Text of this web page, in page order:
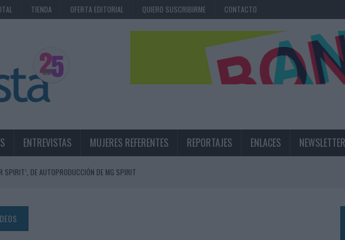
TIENDA OFERTA EDITORIAL QUIERO SUSCRIBIRME CONTACTO
ENTREVISTAS MUJERES REFERENTES REPORTAJES ENLACES NEWSLETTER
SPIRIT’, DE AUTOPRODUCCIÓN DE MG SPIRIT
CON UNA ESTRATEGIA 360º CENTRADA EN EL ORIGEN BARCELONÉS